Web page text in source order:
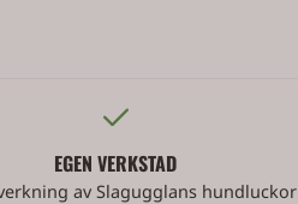
EGEN VERKSTAD
av Slagugglans hundluckor